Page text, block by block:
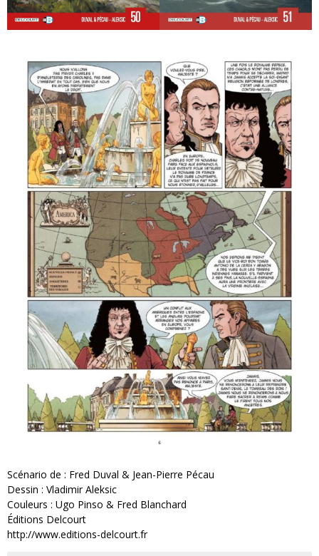
Scénario de : Fred Duval & Jean-Pierre Pécau
Dessin : Vladimir Aleksic
Couleurs : Ugo Pinso & Fred Blanchard
Éditions Delcourt
http://www.editions-delcourt.fr